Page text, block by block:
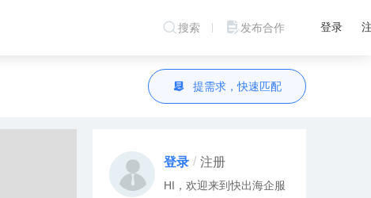
搜索 发布合作 登录
提需求，快速匹配
登录 / 注册
HI，欢迎来到快出海企服